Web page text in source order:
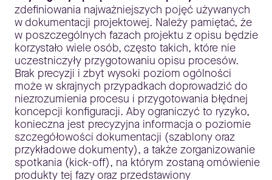
zdefiniowania najważniejszych pojęć używanych
w dokumentacji projektowej. Należy pamiętać, że
w poszczególnych fazach projektu z opisu będzie
korzystało wiele osób, często takich, które nie
uczestniczyły przygotowaniu opisu procesów.
Brak precyzji i zbyt wysoki poziom ogólności
może w skrajnych przypadkach doprowadzić do
niezrozumienia procesu i przygotowania błędnej
koncepcji konfiguracji. Aby ograniczyć to ryzyko,
konieczna jest precyzyjna informacja o poziomie
szczegółowości dokumentacji (szablony oraz
przykładowe dokumenty), a także zorganizowanie
spotkania (kick-off), na którym zostaną omówienie
produkty tej fazy oraz przedstawiony